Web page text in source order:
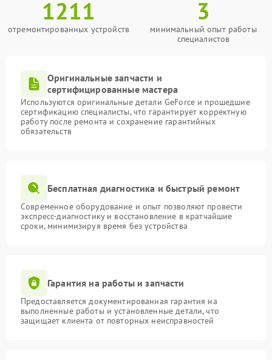
1211
отремонтированных устройств
3
минимальный опыт работы
специалистов
Оригинальные запчасти и
сертифицированные мастера
Используются оригинальные детали GeForce и прошедшие
сертификацию специалисты, что гарантирует корректную
работу после ремонта и сохранение гарантийных
обязательств
Бесплатная диагностика и быстрый ремонт
Современное оборудование и опыт позволяют провести
экспресс-диагностику и восстановление в кратчайшие
сроки, минимизируя время без устройства
Гарантия на работы и запчасти
Предоставляется документированная гарантия на
выполненные работы и установленные детали, что
защищает клиента от повторных неисправностей